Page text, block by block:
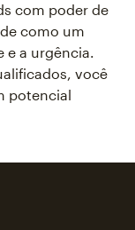
com poder de
como um
e a urgência.
você
potencial